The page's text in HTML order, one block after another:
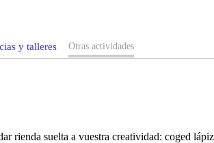
y talleres Otras actividades
rienda suelta a vuestra creatividad: coged